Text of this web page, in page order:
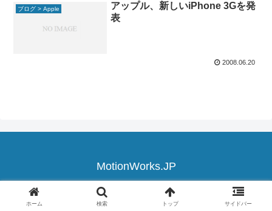
ブログ > Apple
アップル、新しいiPhone 3Gを発
表
2008.06.20
MotionWorks.JP
© 2008 MotionWorks.JP.
ホーム 検索 トップ サイドバー